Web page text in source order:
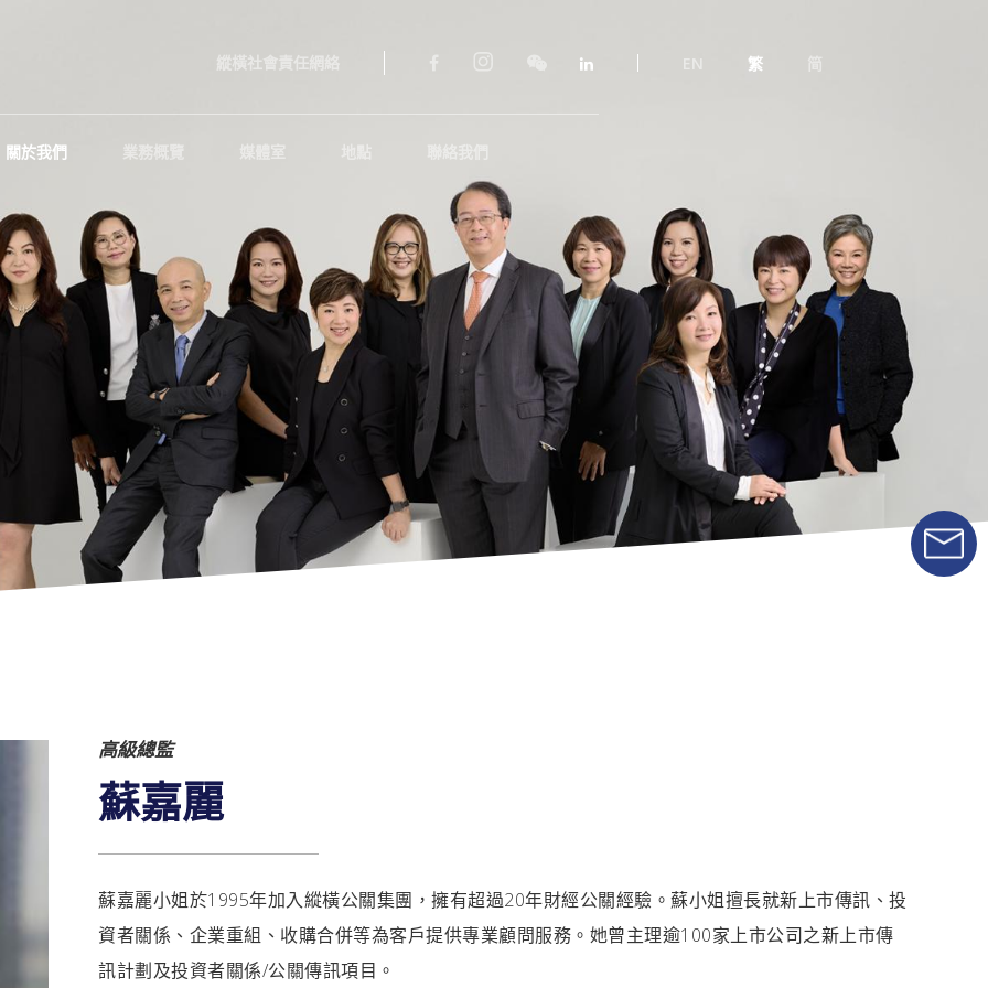
縱橫社會責任網絡 EN 繁 简
關於我們 業務概覽 媒體室
高級總監
蘇嘉麗
蘇嘉麗小姐於1995年加入縱橫公關集團，擁有超過20年財經公關經驗。蘇小姐擅長就新上市傳訊、投
資者關係、企業重組、收購合併等為客戶提供專業顧問服務。她曾主理逾100家上市公司之新上市傳
訊計劃及投資者關係/公關傳訊項目。